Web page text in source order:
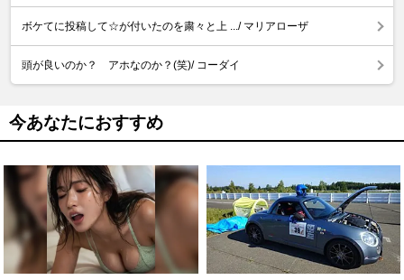
ボケてに投稿して☆が付いたのを粛々と上 .../ マリアローザ
頭が良いのか？ アホなのか？(笑)/ コーダイ
今あなたにおすすめ